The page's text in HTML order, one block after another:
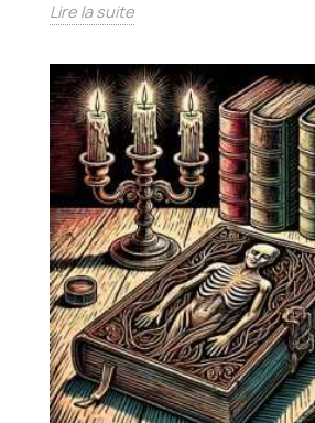
Lire la suite